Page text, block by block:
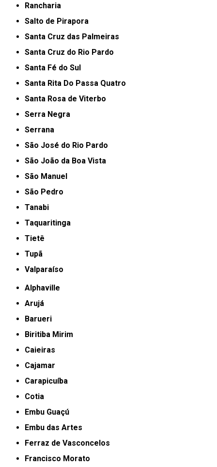
Rancharia
Salto de Pirapora
Santa Cruz das Palmeiras
Santa Cruz do Rio Pardo
Santa Fé do Sul
Santa Rita Do Passa Quatro
Santa Rosa de Viterbo
Serra Negra
Serrana
São José do Rio Pardo
São João da Boa Vista
São Manuel
São Pedro
Tanabi
Taquaritinga
Tietê
Tupã
Valparaíso
Alphaville
Arujá
Barueri
Biritiba Mirim
Caieiras
Cajamar
Carapicuíba
Cotia
Embu Guaçú
Embu das Artes
Ferraz de Vasconcelos
Francisco Morato